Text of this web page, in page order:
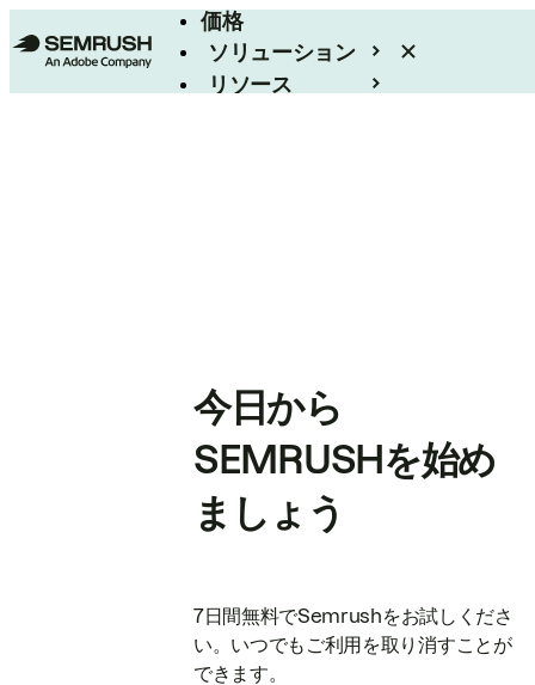
価格
ソリューション
リソース
今日から
SEMRUSHを始め
ましょう
7日間無料でSemrushをお試しくださ
い。いつでもご利用を取り消すことが
できます。